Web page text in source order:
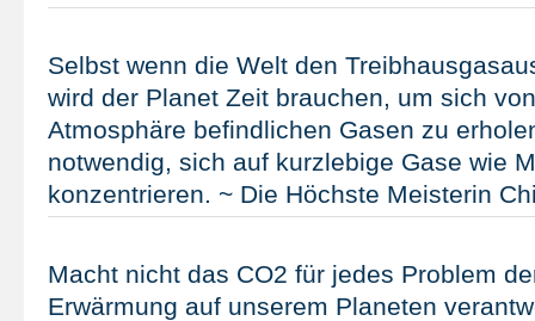
Selbst wenn die Welt den
wird der Planet Zeit brauchen, um sich
Atmosphäre befindlichen Gasen zu
notwendig, sich auf kurzlebige Gase wie
konzentrieren. ~ Die Höchste Meisterin
Macht nicht das CO2 für jedes Problem
Erwärmung auf unserem Planeten